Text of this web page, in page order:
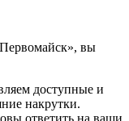
вы
доступные и
накрутки.
ответить на ваши